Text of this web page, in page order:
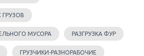
МУСОРА РАЗГРУЗКА ФУР
ГРУЗЧИКИ-РАЗНОРАБОЧИЕ